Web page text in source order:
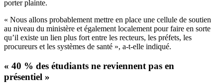
porter plainte.
« Nous allons probablement mettre en place une cellule de soutien
au niveau du ministère et également localement pour faire en sorte
qu’il existe un lien plus fort entre les recteurs, les préfets, les
procureurs et les systèmes de santé », a-t-elle indiqué.
« 40 % des étudiants ne reviennent pas en
présentiel »